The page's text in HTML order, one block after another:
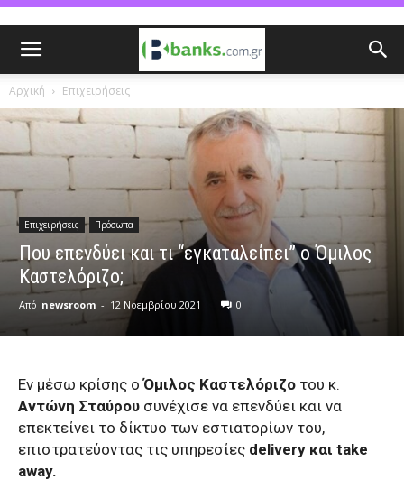
Αρχική Επιχειρήσεις
Επιχειρήσεις Πρόσωπα
Που επενδύει και τι “εγκαταλείπει” ο Όμιλος
Καστελόριζο;
Από newsroom - 12 Νοεμβρίου 2021 0
Εν μέσω κρίσης οΌμιλος Καστελόριζο του κ.
Αντώνη Σταύρου συνέχισε να επενδύει και να
επεκτείνει το δίκτυο των εστιατορίων του,
επιστρατεύοντας τις υπηρεσίες delivery και take
away.